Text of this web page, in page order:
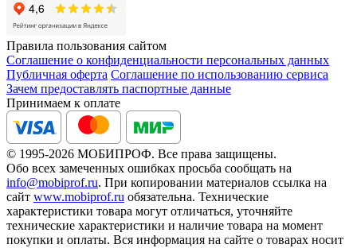
Правила пользования сайтом
Соглашение о конфиденциальности персональных данных
Публичная оферта Соглашение по использованию сервиса
Зачем предоставлять паспортные данные
Принимаем к оплате
© 1995-2026 МОБИПРОФ. Все права защищены.
Обо всех замеченных ошибках просьба сообщать на
info@mobiprof.ru. При копировании материалов ссылка на
сайт www.mobiprof.ru обязательна. Технические
характеристики товара могут отличаться, уточняйте
технические характеристики и наличие товара на момент
покупки и оплаты. Вся информация на сайте о товарах носит